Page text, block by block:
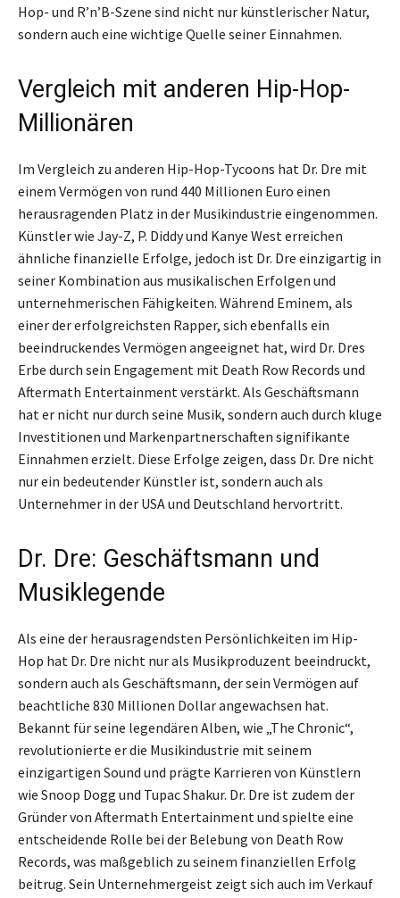
Hop- und R’n’B-Szene sind nicht nur künstlerischer Natur,
sondern auch eine wichtige Quelle seiner Einnahmen.
Vergleich mit anderen Hip-Hop-
Millionären
Im Vergleich zu anderen Hip-Hop-Tycoons hat Dr. Dre mit
einem Vermögen von rund 440 Millionen Euro einen
herausragenden Platz in der Musikindustrie eingenommen.
Künstler wie Jay-Z, P. Diddy und Kanye West erreichen
ähnliche finanzielle Erfolge, jedoch ist Dr. Dre einzigartig in
seiner Kombination aus musikalischen Erfolgen und
unternehmerischen Fähigkeiten. Während Eminem, als
einer der erfolgreichsten Rapper, sich ebenfalls ein
beeindruckendes Vermögen angeeignet hat, wird Dr. Dres
Erbe durch sein Engagement mit Death Row Records und
Aftermath Entertainment verstärkt. Als Geschäftsmann
hat er nicht nur durch seine Musik, sondern auch durch kluge
Investitionen und Markenpartnerschaften signifikante
Einnahmen erzielt. Diese Erfolge zeigen, dass Dr. Dre nicht
nur ein bedeutender Künstler ist, sondern auch als
Unternehmer in der USA und Deutschland hervortritt.
Dr. Dre: Geschäftsmann und
Musiklegende
Als eine der herausragendsten Persönlichkeiten im Hip-
Hop hat Dr. Dre nicht nur als Musikproduzent beeindruckt,
sondern auch als Geschäftsmann, der sein Vermögen auf
beachtliche 830 Millionen Dollar angewachsen hat.
Bekannt für seine legendären Alben, wie „The Chronic“,
revolutionierte er die Musikindustrie mit seinem
einzigartigen Sound und prägte Karrieren von Künstlern
wie Snoop Dogg und Tupac Shakur. Dr. Dre ist zudem der
Gründer von Aftermath Entertainment und spielte eine
entscheidende Rolle bei der Belebung von Death Row
Records, was maßgeblich zu seinem finanziellen Erfolg
beitrug. Sein Unternehmergeist zeigt sich auch im Verkauf